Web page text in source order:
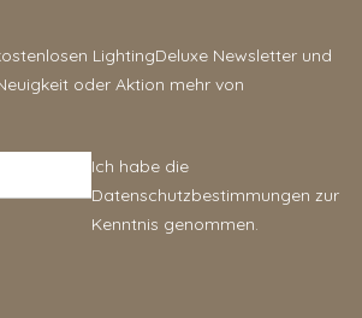
LightingDeluxe Newsletter und
oder Aktion mehr von
Ich habe die
Datenschutzbestimmungen zur
Kenntnis genommen.